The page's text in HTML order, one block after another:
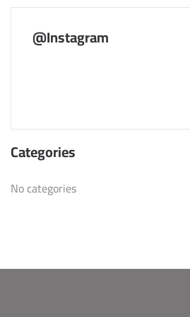
@Instagram
Categories
No categories